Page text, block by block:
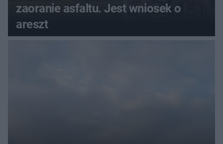
zaoranie asfaltu. Jest wniosek o
areszt